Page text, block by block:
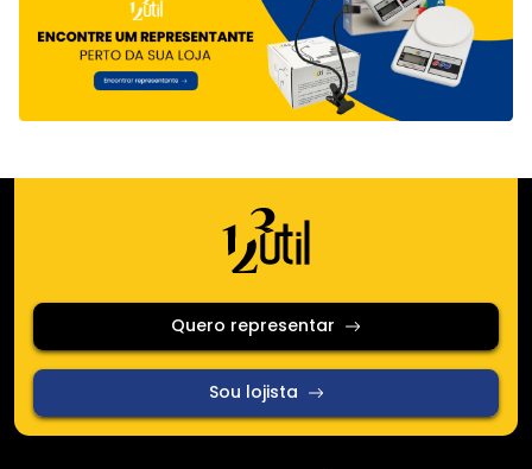
Quero representar
Sou lojista